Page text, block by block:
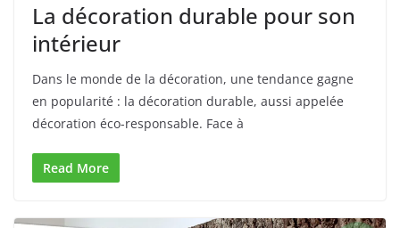
La décoration durable pour son
intérieur
Dans le monde de la décoration, une tendance gagne
en popularité : la décoration durable, aussi appelée
décoration éco-responsable. Face à
Read More